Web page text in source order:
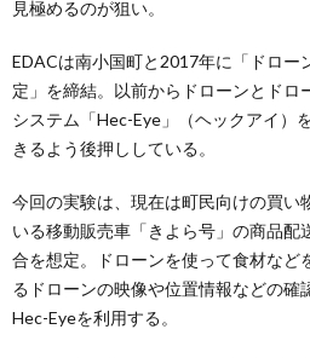
見極めるのが狙い。
EDACは南小国町と2017年に「ドロー
定」を締結。以前からドローンとドロ
システム「Hec-Eye」（ヘックアイ）
きるよう後押ししている。
今回の実験は、現在は町民向けの買い
いる移動販売車「きよら号」の商品配
合を想定。ドローンを使って食材など
るドローンの映像や位置情報などの確
Hec-Eyeを利用する。